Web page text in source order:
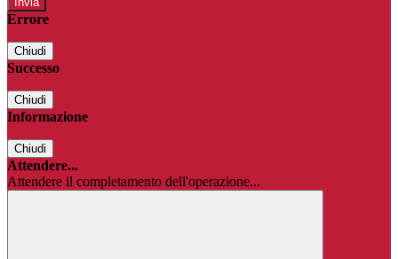
Errore
Chiudi
Successo
Chiudi
Informazione
Chiudi
Attendere...
Attendere il completamento dell'operazione...